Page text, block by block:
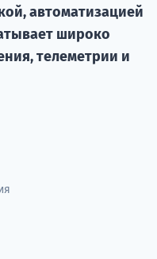
автоматизацией
широко
телеметрии и